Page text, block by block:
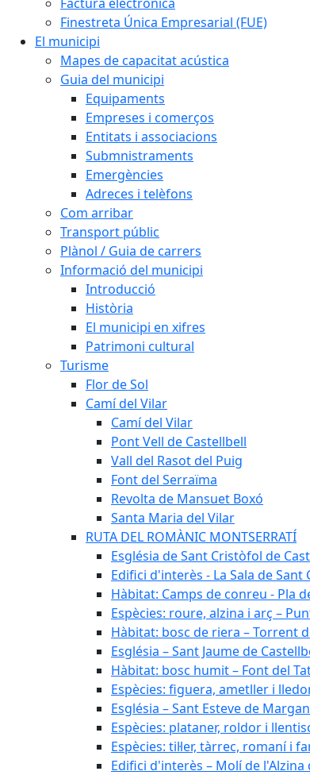
Finestreta Única Empresarial (FUE)
El municipi
Mapes de capacitat acústica
Guia del municipi
Equipaments
Empreses i comerços
Entitats i associacions
Submnistraments
Emergències
Adreces i telèfons
Com arribar
Transport públic
Plànol / Guia de carrers
Informació del municipi
Introducció
Història
El municipi en xifres
Patrimoni cultural
Turisme
Flor de Sol
Camí del Vilar
Camí del Vilar
Pont Vell de Castellbell
Vall del Rasot del Puig
Font del Serraïma
Revolta de Mansuet Boxó
Santa Maria del Vilar
RUTA DEL ROMÀNIC MONTSERRATÍ
Església de Sant Cristòfol de
Edifici d'interès - La Sala de Sant
Hàbitat: Camps de conreu - Pla
Espècies: roure, alzina i arç –
Hàbitat: bosc de riera – Torrent
Església – Sant Jaume de
Hàbitat: bosc humit – Font del
Espècies: figuera, ametller i
Església – Sant Esteve de
Espècies: plataner, roldor i
Espècies: til·ler, tàrrec, romaní i
Edifici d'interès – Molí de l'Alzina